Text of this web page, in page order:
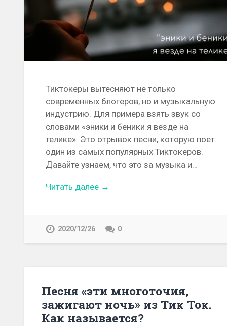
Тиктокеры вытесняют не только
современных блогеров, но и музыкальную
индустрию. Для примера взять звук со
словами «эники и беники я везде на
телике». Это отрывок песни, которую поет
один из самых популярных Тиктокеров.
Давайте узнаем, что это за музыка и…
Читать далее →
2020/12/26 0
Песня «эти многоточия,
зажигают ночь» из Тик Ток.
Как называется?